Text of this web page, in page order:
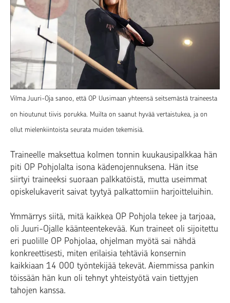
Vilma Juuri-Oja sanoo, että OP Uusimaan yhteensä seitsemästä traineesta
on hioutunut tiivis porukka. Muilta on saanut hyvää vertaistukea, ja on
ollut mielenkiintoista seurata muiden tekemisiä.
Traineelle maksettua kolmen tonnin kuukausipalkkaa hän
piti OP Pohjolalta isona kädenojennuksena. Hän itse
siirtyi traineeksi suoraan palkkatöistä, mutta useimmat
opiskelukaverit saivat tyytyä palkattomiin harjoitteluihin.
Ymmärrys siitä, mitä kaikkea OP Pohjola tekee ja tarjoaa,
oli Juuri-Ojalle käänteentekevää. Kun traineet oli sijoitettu
eri puolille OP Pohjolaa, ohjelman myötä sai nähdä
konkreettisesti, miten erilaisia tehtäviä konsernin
kaikkiaan 14 000 työntekijää tekevät. Aiemmissa pankin
töissään hän kun oli tehnyt yhteistyötä vain tiettyjen
tahojen kanssa.